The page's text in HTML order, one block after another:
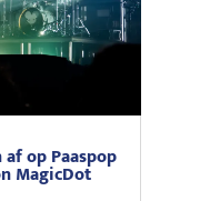
op Paaspop
MagicDot